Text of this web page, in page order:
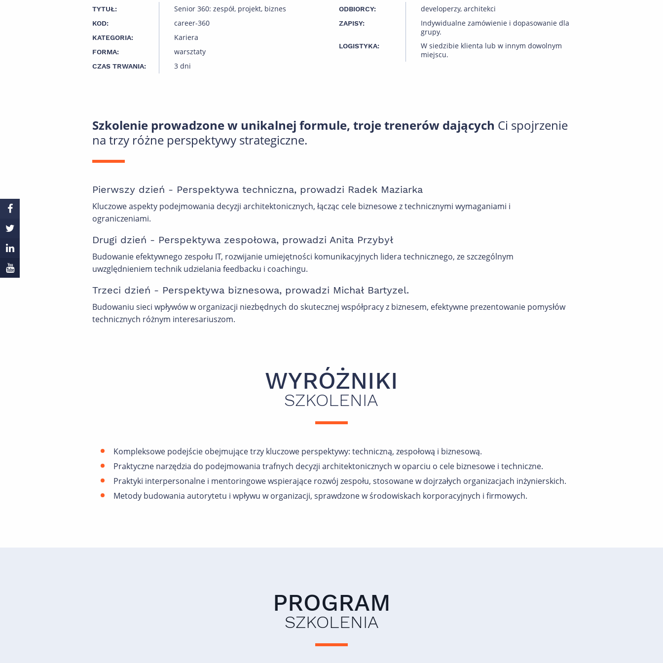
TYTUŁ: Senior 360: zespół, projekt, biznes
KOD: career-360
KATEGORIA: Kariera
FORMA: warsztaty
CZAS TRWANIA: 3 dni
ODBIORCY: developerzy, architekci
ZAPISY:
Indywidualne zamówienie i dopasowanie dla
grupy.
LOGISTYKA:
W siedzibie klienta lub w innym dowolnym
miejscu.
Szkolenie prowadzone w unikalnej formule, troje trenerów dających Ci spojrzenie
na trzy różne perspektywy strategiczne.
Pierwszy dzień - Perspektywa techniczna, prowadzi Radek Maziarka
Kluczowe aspekty podejmowania decyzji architektonicznych, łącząc cele biznesowe z technicznymi wymaganiami i
ograniczeniami.
Drugi dzień - Perspektywa zespołowa, prowadzi Anita Przybył
Budowanie efektywnego zespołu IT, rozwijanie umiejętności komunikacyjnych lidera technicznego, ze szczególnym
uwzględnieniem technik udzielania feedbacku i coachingu.
Trzeci dzień - Perspektywa biznesowa, prowadzi Michał Bartyzel.
Budowaniu sieci wpływów w organizacji niezbędnych do skutecznej współpracy z biznesem, efektywne prezentowanie pomysłów
technicznych różnym interesariuszom.
WYRÓŻNIKI
SZKOLENIA
Kompleksowe podejście obejmujące trzy kluczowe perspektywy: techniczną, zespołową i biznesową.
Praktyczne narzędzia do podejmowania trafnych decyzji architektonicznych w oparciu o cele biznesowe i techniczne.
Praktyki interpersonalne i mentoringowe wspierające rozwój zespołu, stosowane w dojrzałych organizacjach inżynierskich.
Metody budowania autorytetu i wpływu w organizacji, sprawdzone w środowiskach korporacyjnych i firmowych.
PROGRAM
SZKOLENIA